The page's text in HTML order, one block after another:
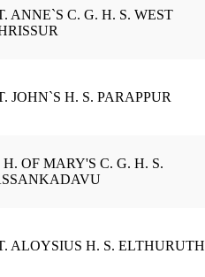
ANNE`S C. G. H. S. WEST
JOHN`S H. S. PARAPPUR
H. OF MARY'S C. G. H. S.
ALOYSIUS H. S. ELTHURUTH